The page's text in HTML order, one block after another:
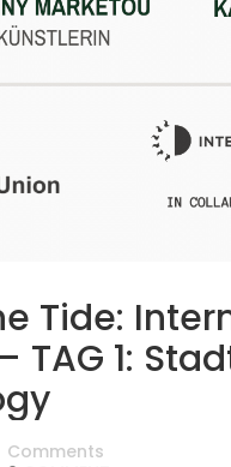
Tide:
TAG 1:
Comments